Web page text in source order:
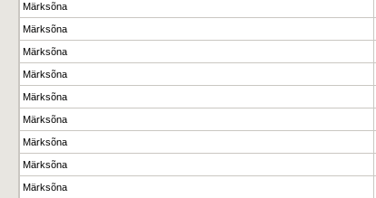
Märksõna
Märksõna
Märksõna
Märksõna
Märksõna
Märksõna
Märksõna
Märksõna
Märksõna